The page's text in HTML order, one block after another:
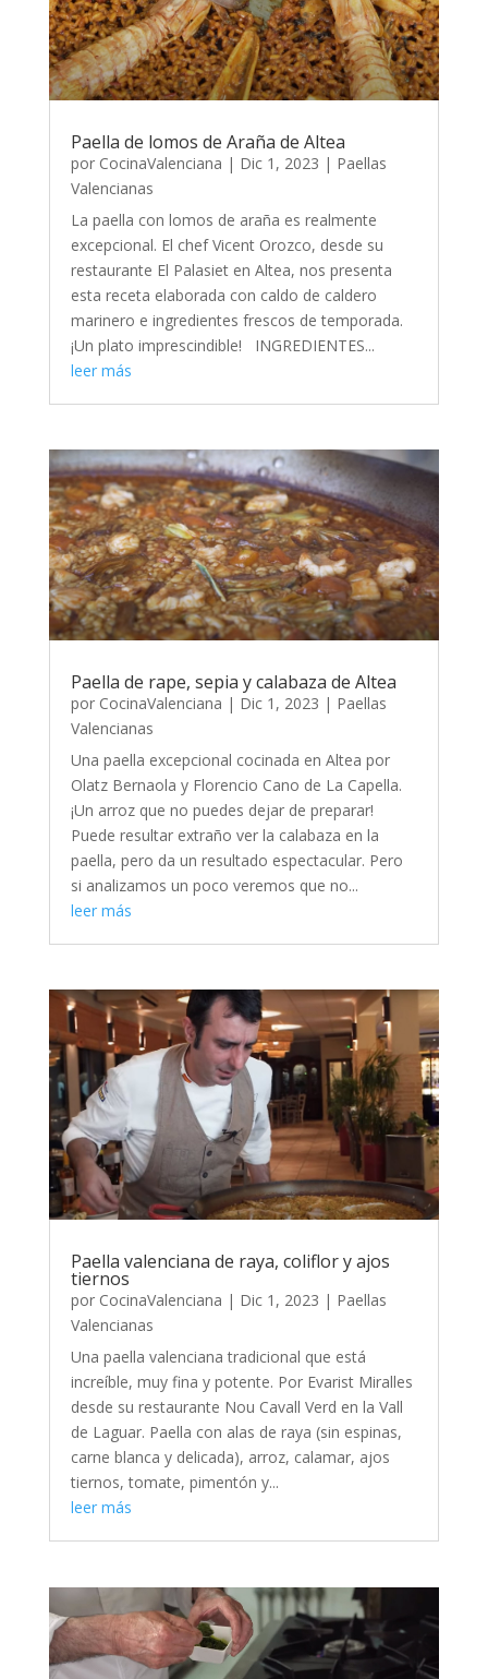
Paella de lomos de Araña de Altea
por CocinaValenciana | Dic 1, 2023 | Paellas
Valencianas
La paella con lomos de araña es realmente
excepcional. El chef Vicent Orozco, desde su
restaurante El Palasiet en Altea, nos presenta
esta receta elaborada con caldo de caldero
marinero e ingredientes frescos de temporada.
¡Un plato imprescindible! INGREDIENTES...
leer más
Paella de rape, sepia y calabaza de Altea
por CocinaValenciana | Dic 1, 2023 | Paellas
Valencianas
Una paella excepcional cocinada en Altea por
Olatz Bernaola y Florencio Cano de La Capella.
¡Un arroz que no puedes dejar de preparar!
Puede resultar extraño ver la calabaza en la
paella, pero da un resultado espectacular. Pero
si analizamos un poco veremos que no...
leer más
Paella valenciana de raya, coliflor y ajos
tiernos
por CocinaValenciana | Dic 1, 2023 | Paellas
Valencianas
Una paella valenciana tradicional que está
increíble, muy fina y potente. Por Evarist Miralles
desde su restaurante Nou Cavall Verd en la Vall
de Laguar. Paella con alas de raya (sin espinas,
carne blanca y delicada), arroz, calamar, ajos
tiernos, tomate, pimentón y...
leer más